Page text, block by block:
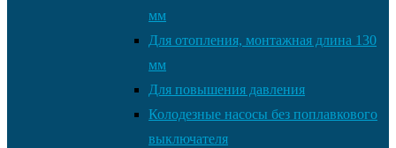
мм
Для отопления, монтажная длина 130
мм
Для повышения давления
Колодезные насосы без поплавкового
выключателя